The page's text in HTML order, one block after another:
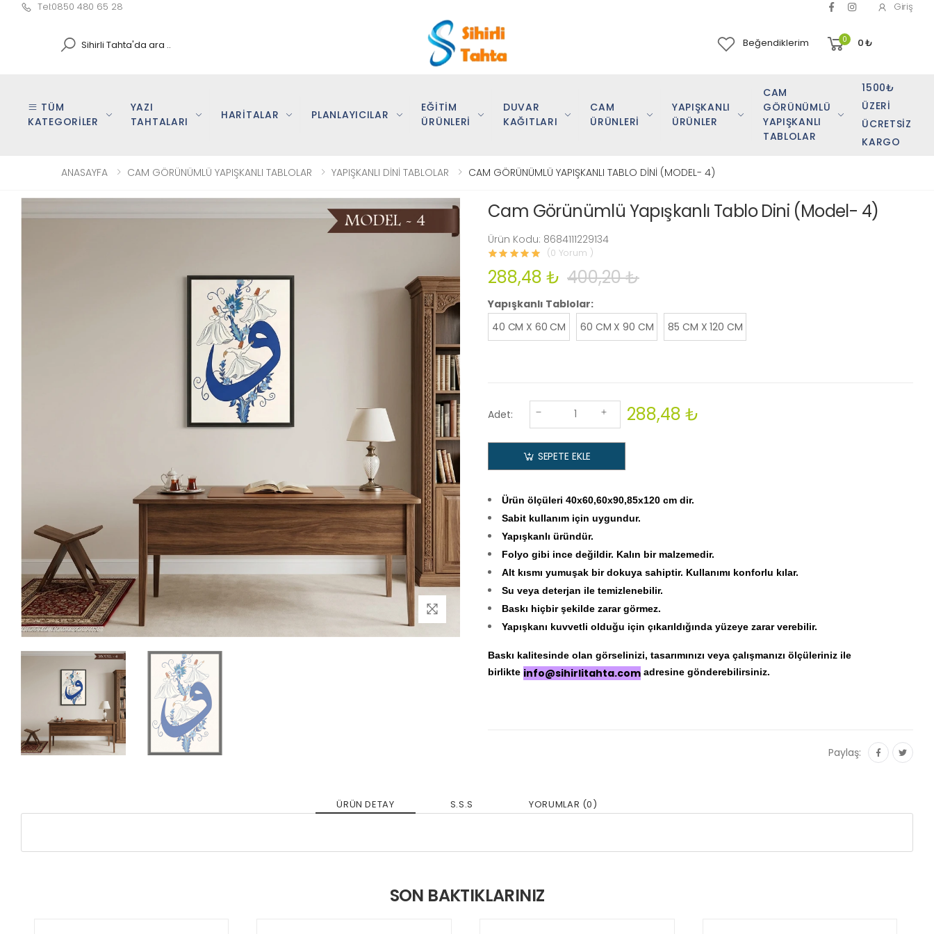
Tel:0850 480 65 28 Giriş
Beğendiklerim 0 0₺
TÜM
KATEGORİLER
YAZI
TAHTALARI
HARİTALAR PLANLAYICILAR
EĞİTİM
ÜRÜNLERİ
DUVAR
KAĞITLARI
CAM
ÜRÜNLERİ
YAPIŞKANLI
ÜRÜNLER
CAM
GÖRÜNÜMLÜ
YAPIŞKANLI
TABLOLAR
1500₺
ÜZERI
ÜCRETSIZ
KARGO
ANASAYFA CAM GÖRÜNÜMLÜ YAPIŞKANLI TABLOLAR YAPIŞKANLI DİNİ TABLOLAR CAM GÖRÜNÜMLÜ YAPIŞKANLI TABLO DİNİ (MODEL- 4)
Cam Görünümlü Yapışkanlı Tablo Dini (Model- 4)
Ürün Kodu: 8684111229134
(0 Yorum )
288,48 ₺ 400,20 ₺
Yapışkanlı Tablolar:
40 CM X 60 CM
60 CM X 90 CM 85 CM X 120 CM
Adet: 288,48 ₺
SEPETE EKLE
Ürün ölçüleri 40x60,60x90,85x120 cm dir.
Sabit kullanım için uygundur.
Yapışkanlı üründür.
Folyo gibi ince değildir. Kalın bir malzemedir.
Alt kısmı yumuşak bir dokuya sahiptir. Kullanımı konforlu kılar.
Su veya deterjan ile temizlenebilir.
Baskı hiçbir şekilde zarar görmez.
Yapışkanı kuvvetli olduğu için çıkarıldığında yüzeye zarar verebilir.
Baskı kalitesinde olan görselinizi, tasarımınızı veya çalışmanızı ölçüleriniz ile
birlikte info@sihirlitahta.com adresine gönderebilirsiniz.
Paylaş:
ÜRÜN DETAY S.S.S YORUMLAR (0)
SON BAKTIKLARINIZ